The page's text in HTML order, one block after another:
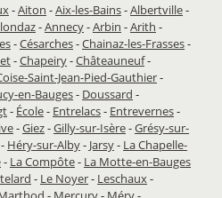
-Aiton -Aix-les-Bains-Albertville-
-Annecy-Arbin -Arith -
-Césarches-Chainaz-les-Frasses-
-Chapeiry-Châteauneuf-
Saint-Jean-Pied-Gauthier-
en-Bauges- Doussard -
- École- Entrelacs- Entrevernes-
-Giez-Gilly-sur-Isère-Grésy-sur-
- Héry-sur-Alby- Jarsy- La Chapelle-
- La Compôte- La Motte-en-Bauges
- Le Noyer- Leschaux-